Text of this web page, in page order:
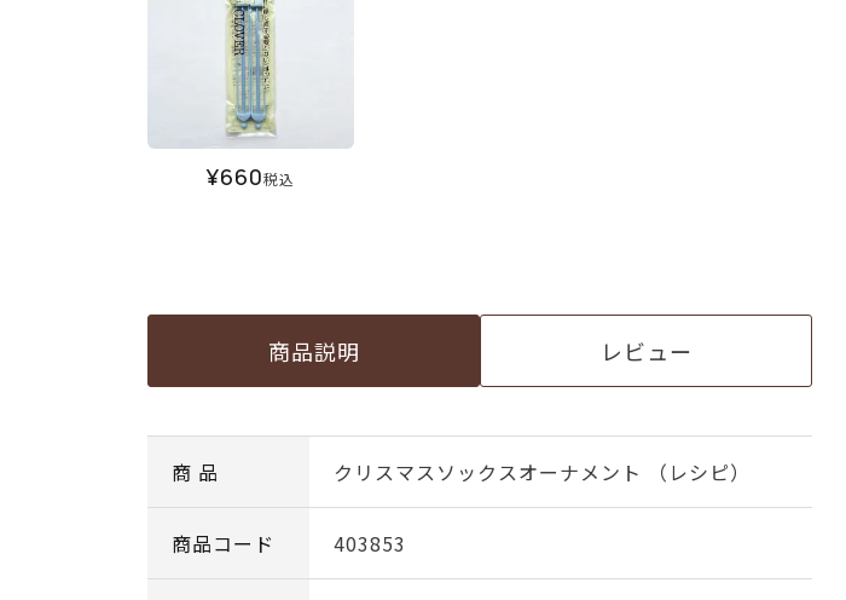
¥660税込
商品説明 レビュー
商 品 クリスマスソックスオーナメント （レシピ）
商品コード 403853